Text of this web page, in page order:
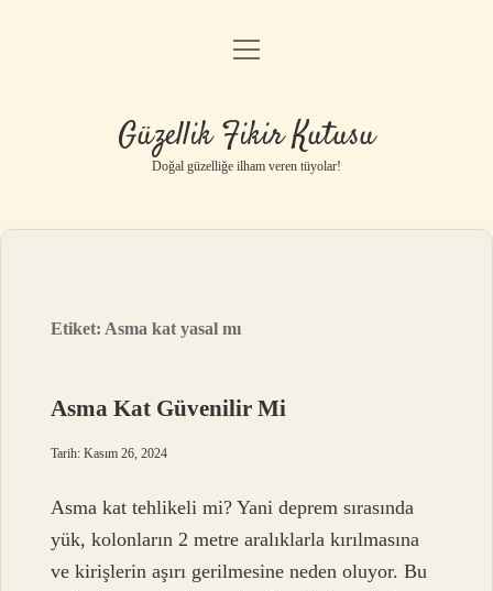
Anasayfa
Yasal Uyarı
menüyü
Güzellik Fikir Kutusu
Doğal güzelliğe ilham veren tüyolar!
Etiket: Asma kat yasal mı
Asma Kat Güvenilir Mi
Tarih: Kasım 26, 2024
Asma kat tehlikeli mi? Yani deprem sırasında
yük, kolonların 2 metre aralıklarla kırılmasına
ve kirişlerin aşırı gerilmesine neden oluyor. Bu